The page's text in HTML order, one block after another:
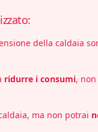
della caldaia
ridurre i consumi,
ma non potrai